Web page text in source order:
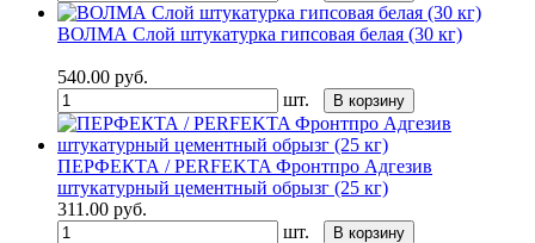
ВОЛМА Слой штукатурка гипсовая белая (30 кг)
540.00 руб.
шт.
В корзину
ПЕРФЕКТА / PERFEKTA Фронтпро Адгезив
штукатурный цементный обрызг (25 кг)
311.00 руб.
шт.
В корзину